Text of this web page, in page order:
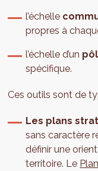
l’échelle
propres à
l’échelle d’un
spécifique.
Ces outils sont de
Les plans
sans caractère
définir une
territoire. Le